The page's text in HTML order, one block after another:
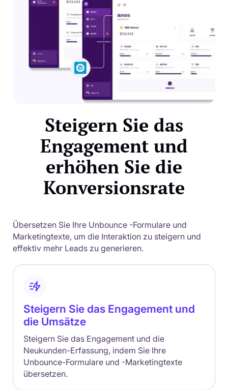
Steigern Sie das
Engagement und
erhöhen Sie die
Konversionsrate
Übersetzen Sie Ihre Unbounce -Formulare und
Marketingtexte, um die Interaktion zu steigern und
effektiv mehr Leads zu generieren.
Steigern Sie das Engagement und
die Umsätze
Steigern Sie das Engagement und die
Neukunden-Erfassung, indem Sie Ihre
Unbounce-Formulare und -Marketingtexte
übersetzen.